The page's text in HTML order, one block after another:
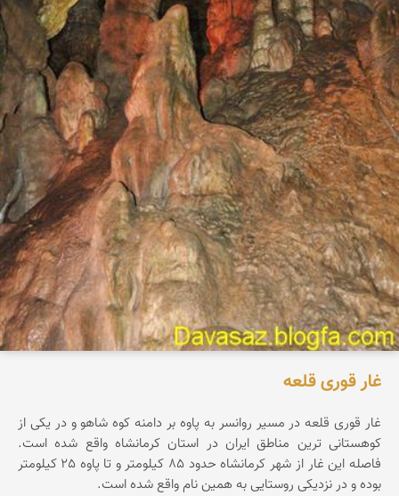
غار قوری قلعه
غار قوری قلعه در مسیر روانسر به پاوه بر دامنه کوه شاهو و در یکی از
کوهستانی ترین مناطق ایران در استان کرمانشاه واقع شده است.
فاصله این غار از شهر کرمانشاه حدود 85 کیلومتر و تا پاوه 25 کیلومتر
بوده و در نزدیکی روستایی به همین نام واقع شده است.